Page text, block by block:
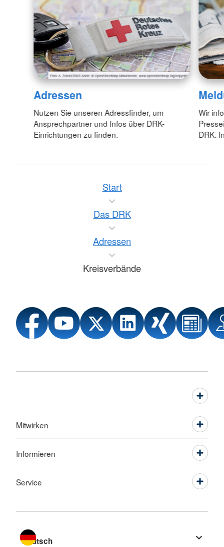
Adressen
Nutzen Sie unseren Adressfinder, um
Ansprechpartner und Infos über DRK-
Einrichtungen zu finden.
Wir
DRK.
Start
Das DRK
Adressen
Kreisverbände
Mitwirken
Informieren
Service
Sprache wechseln zu